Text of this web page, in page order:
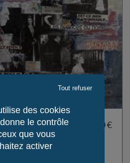
2 000,00 €
des cookies
le contrôle
que vous
activer
Tout refuser